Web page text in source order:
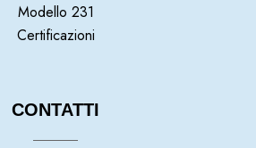
Modello 231
Certificazioni
CONTATTI